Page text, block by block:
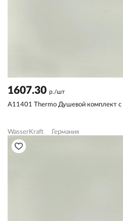
1607.30 р./шт
A11401 Thermo Душевой комплект с
WasserKraft Германия